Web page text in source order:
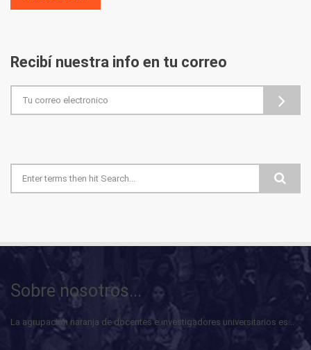
Recibí nuestra info en tu correo
Formulario de búsqueda
Sobre nosotros...
La agrupación naranja de docentes e investigadores universitarios es...